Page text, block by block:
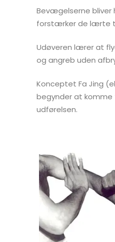
Bevægelserne bliver
forstærker de lærte
Udøveren lærer at
og angreb uden
Konceptet Fa Jing
begynder at komme
udførelsen.